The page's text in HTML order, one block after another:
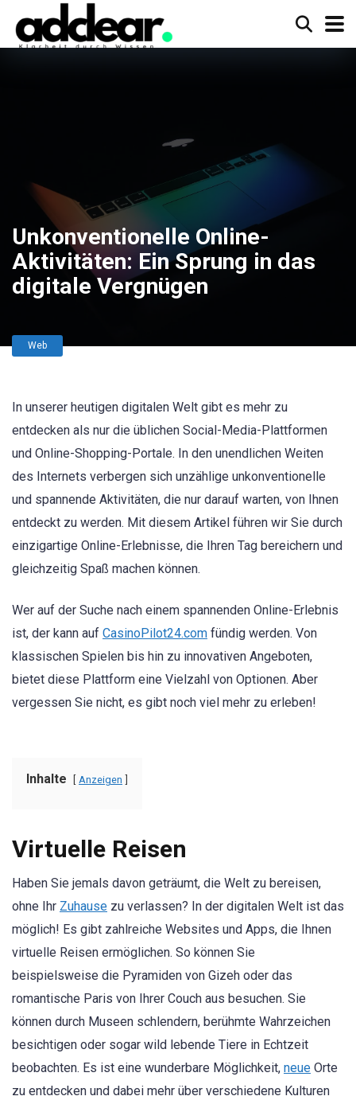
Unkonventionelle Online-
Aktivitäten: Ein Sprung in das
digitale Vergnügen
Web
In unserer heutigen digitalen Welt gibt es mehr zu
entdecken als nur die üblichen Social-Media-Plattformen
und Online-Shopping-Portale. In den unendlichen Weiten
des Internets verbergen sich unzählige unkonventionelle
und spannende Aktivitäten, die nur darauf warten, von Ihnen
entdeckt zu werden. Mit diesem Artikel führen wir Sie durch
einzigartige Online-Erlebnisse, die Ihren Tag bereichern und
gleichzeitig Spaß machen können.
Wer auf der Suche nach einem spannenden Online-Erlebnis
ist, der kann auf CasinoPilot24.com fündig werden. Von
klassischen Spielen bis hin zu innovativen Angeboten,
bietet diese Plattform eine Vielzahl von Optionen. Aber
vergessen Sie nicht, es gibt noch viel mehr zu erleben!
Inhalte Anzeigen
Virtuelle Reisen
Haben Sie jemals davon geträumt, die Welt zu bereisen,
ohne Ihr Zuhause zu verlassen? In der digitalen Welt ist das
möglich! Es gibt zahlreiche Websites und Apps, die Ihnen
virtuelle Reisen ermöglichen. So können Sie
beispielsweise die Pyramiden von Gizeh oder das
romantische Paris von Ihrer Couch aus besuchen. Sie
können durch Museen schlendern, berühmte Wahrzeichen
besichtigen oder sogar wild lebende Tiere in Echtzeit
beobachten. Es ist eine wunderbare Möglichkeit, neue Orte
zu entdecken und dabei mehr über verschiedene Kulturen